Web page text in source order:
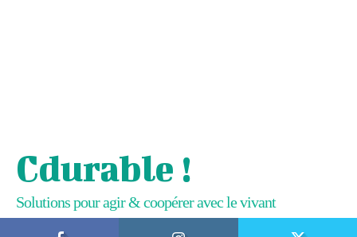
Cdurable !
Solutions pour agir & coopérer avec le vivant